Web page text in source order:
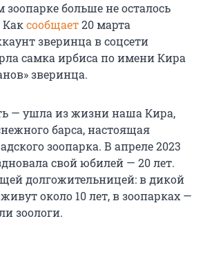
больше не осталось
Каксообщает20 марта
зверинца в соцсети
самка ирбиса по имени Кира
зверинца.
— ушла из жизни наша Кира,
барса, настоящая
зоопарка. В апреле 2023
свой юбилей — 20 лет.
долгожительницей: в дикой
около 10 лет, в зоопарках —
зоологи.